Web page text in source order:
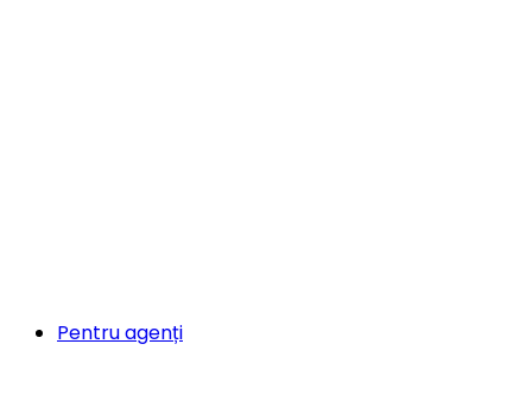
Pentru agenți